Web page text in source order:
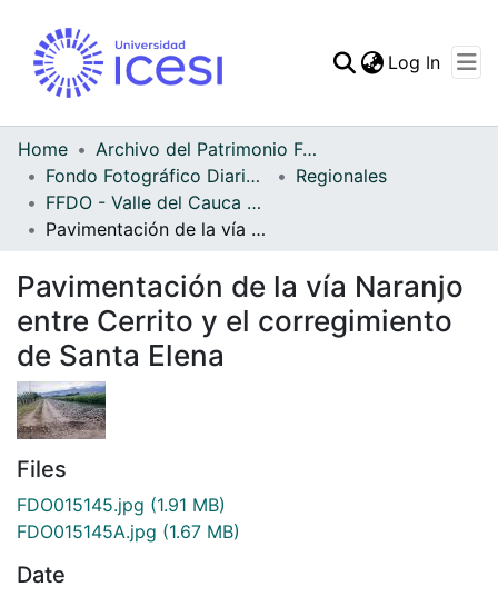
Statistics
Log In
Home
Archivo del Patrimonio Fotográfico y Fílmico del Valle del Cauca
Fondo Fotográfico Diario Occidente
Regionales
FFDO - Valle del Cauca - Patrimonial
Pavimentación de la vía Naranjo entre Cerrito y el corregimiento de Santa Elena
Pavimentación de la vía Naranjo
entre Cerrito y el corregimiento
de Santa Elena
Files
FDO015145.jpg (1.91 MB)
FDO015145A.jpg (1.67 MB)
Date